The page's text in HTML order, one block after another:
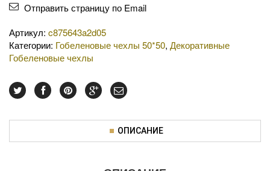
Отправить страницу по Email
Артикул: c875643a2d05
Категории: Гобеленовые чехлы 50*50, Декоративные
Гобеленовые чехлы
ОПИСАНИЕ